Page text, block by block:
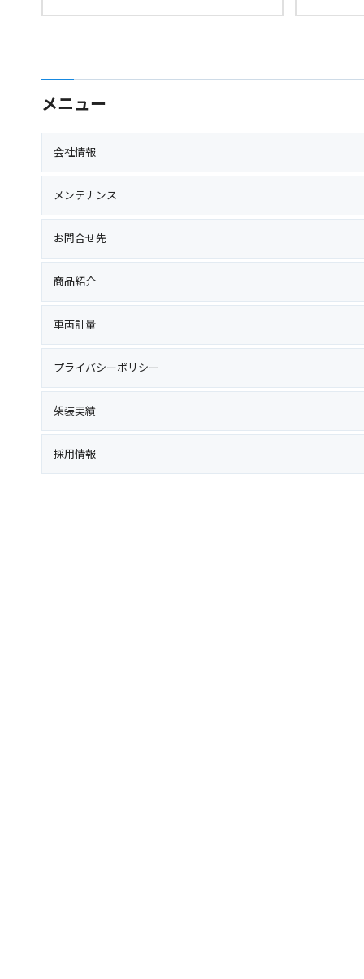
メニュー
会社情報
メンテナンス
お問合せ先
商品紹介
車両計量
プライバシーポリシー
架装実績
採用情報